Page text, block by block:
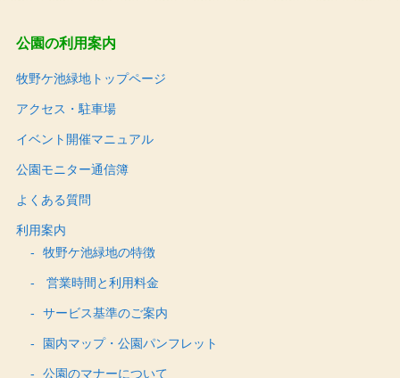
公園の利用案内
牧野ケ池緑地トップページ
アクセス・駐車場
イベント開催マニュアル
公園モニター通信簿
よくある質問
利用案内
牧野ケ池緑地の特徴
営業時間と利用料金
サービス基準のご案内
園内マップ・公園パンフレット
公園のマナーについて